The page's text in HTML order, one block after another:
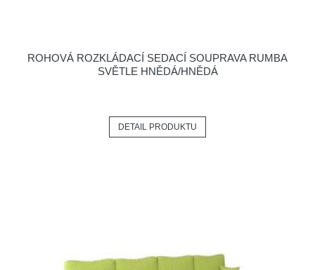
ROHOVÁ ROZKLÁDACÍ SEDACÍ SOUPRAVA RUMBA
SVĚTLE HNĚDÁ/HNĚDÁ
DETAIL PRODUKTU